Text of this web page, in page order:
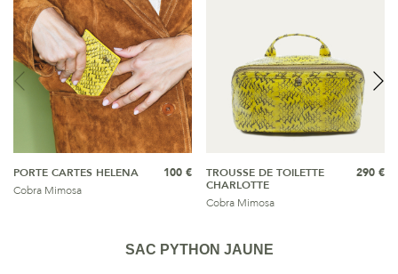
PORTE CARTES HELENA
Cobra Mimosa
100 €
TROUSSE DE TOILETTE
CHARLOTTE
Cobra Mimosa
290 €
SAC PYTHON JAUNE